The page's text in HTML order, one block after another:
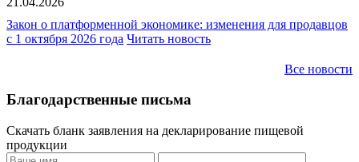
Закон о платформенной экономике: изменения для продавцов
с 1 октября 2026 года Читать новость
Все новости
Благодарственные письма
Скачать бланк заявления на декларирование пищевой
продукции